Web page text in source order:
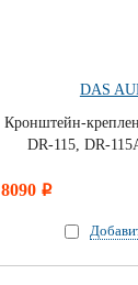
DAS
Кронштейн-
DR-115, DR-
8090 i